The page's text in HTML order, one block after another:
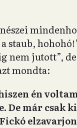
staub,
nem jutott”,
mondta:
én
De már csak